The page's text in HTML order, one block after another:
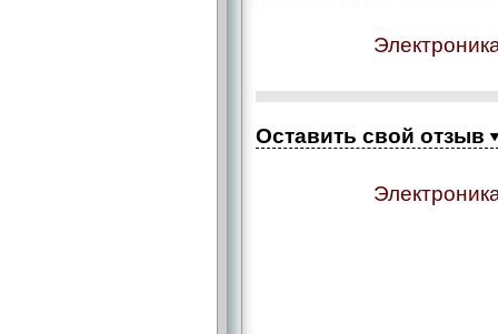
Оставить свой отзыв